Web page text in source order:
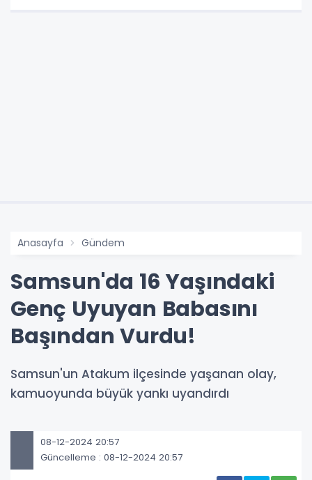
Anasayfa Gündem
Samsun'da 16 Yaşındaki
Genç Uyuyan Babasını
Başından Vurdu!
Samsun'un Atakum ilçesinde yaşanan olay,
kamuoyunda büyük yankı uyandırdı
08-12-2024 20:57
Güncelleme : 08-12-2024 20:57